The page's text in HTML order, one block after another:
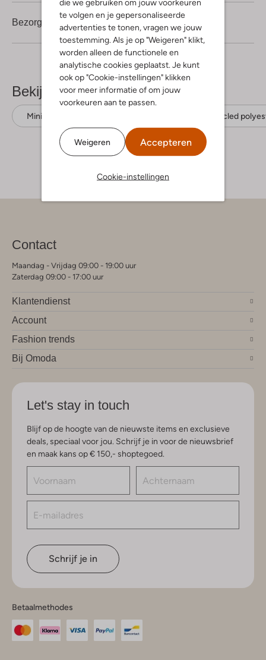
die we gebruiken om jouw voorkeuren
te volgen en je gepersonaliseerde
advertenties te tonen, vragen we jouw
toestemming. Als je op "Weigeren" klikt,
worden alleen de functionele en
analytische cookies geplaatst. Je kunt
ook op "Cookie-instellingen" klikken
voor meer informatie of om jouw
voorkeuren aan te passen.
Weigeren Accepteren
Cookie-instellingen
Bezorgen & retourneren
Bekijk meer
Minikleedjes Gerecycled
Contact
Maandag - Vrijdag 09:00 - 19:00 uur
Zaterdag 09:00 - 17:00 uur
Klantendienst
Account
Fashion trends
Bij Omoda
Let's stay in touch
Blijf op de hoogte van de nieuwste items en exclusieve
deals, speciaal voor jou. Schrijf je in voor de nieuwsbrief
en maak kans op € 150,- shoptegoed.
Schrijf je in
Betaalmethodes